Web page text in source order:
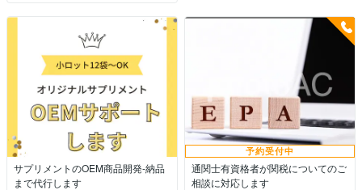
サプリメントのOEM商品開発-納品
まで代行します
予約受付中
通関士有資格者が関税についてのご
相談に対応します